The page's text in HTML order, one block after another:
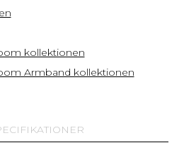
kollektionen
Armband kollektionen